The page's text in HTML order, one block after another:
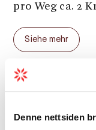
Denne nettsiden
pro Weg ca. 2
Parkplatz:
Schiessbahn,
Helikopter
Länge: bis 5
Siehe mehr